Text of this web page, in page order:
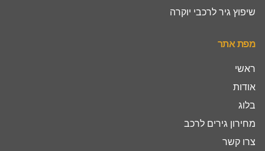
שיפוץ גיר לרכבי יוקרה
מפת אתר
ראשי
אודות
בלוג
מחירון גירים לרכב
צרו קשר